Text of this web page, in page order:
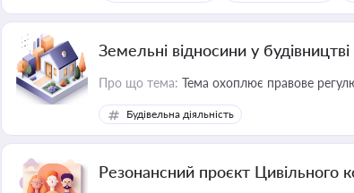
Земельні відносини у будівництві
Про що тема: Тема охоплює правове
Будівельна діяльність
Резонансний проєкт Цивільного